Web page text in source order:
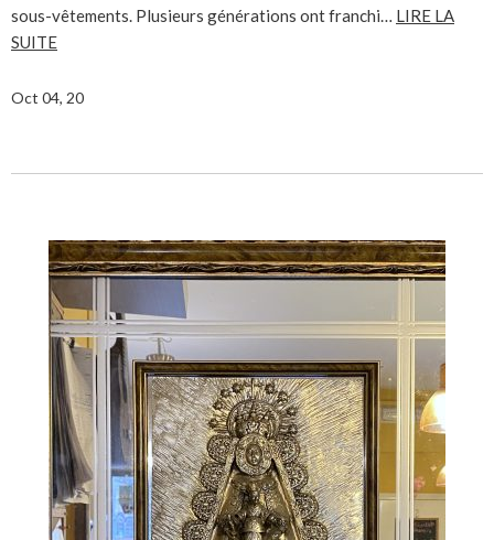
sous-vêtements. Plusieurs générations ont franchi… LIRE LA
SUITE
Oct 04, 20